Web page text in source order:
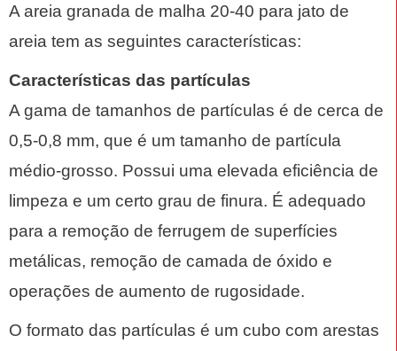
A areia granada de malha 20-40 para jato de
areia tem as seguintes características:
Características das partículas‌
A gama de tamanhos de partículas é de cerca de
0,5-0,8 mm, que é um tamanho de partícula
médio-grosso. Possui uma elevada eficiência de
limpeza e um certo grau de finura. É adequado
para a remoção de ferrugem de superfícies
metálicas, remoção de camada de óxido e
operações de aumento de rugosidade.
O formato das partículas é um cubo com arestas